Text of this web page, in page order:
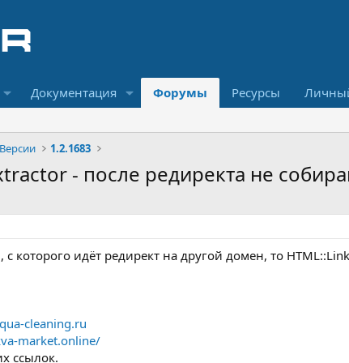
Документация Форумы Ресурсы
Версии 1.2.1683
- после редиректа не
с которого идёт редирект на другой домен, то
cleaning.ru
market.online/
ссылок.